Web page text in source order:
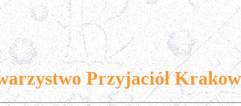
Przyjaciół